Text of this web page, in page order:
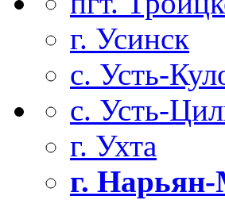
г. Усинск
с. Усть-
с. Усть-
г. Ухта
г.